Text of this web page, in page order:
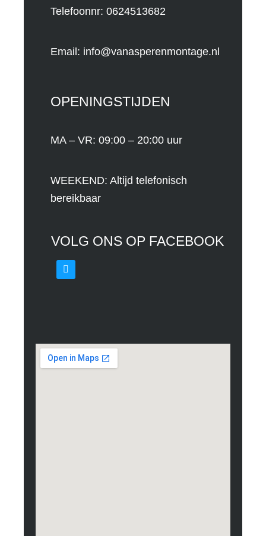
Telefoonnr: 0624513682
Email: info@vanasperenmontage.nl
OPENINGSTIJDEN
MA – VR: 09:00 – 20:00 uur
WEEKEND: Altijd telefonisch
bereikbaar
VOLG ONS OP FACEBOOK